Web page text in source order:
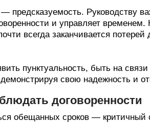
предсказуемость. Руководству
и управляет временем.
всегда заканчивается потерей
пунктуальность, быть на связи
свою надежность и
договоренности
обещанных сроков — критичный